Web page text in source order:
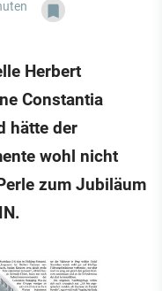
Herbert
Constantia
hätte der
wohl nicht
zum Jubiläum